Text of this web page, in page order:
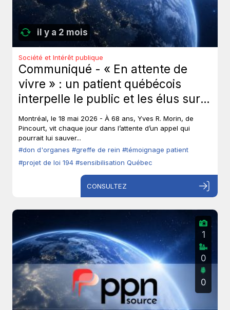
il y a 2 mois
Société et Intérêt publique
Communiqué - « En attente de
vivre » : un patient québécois
interpelle le public et les élus sur
le don d’organes.
Montréal, le 18 mai 2026 - À 68 ans, Yves R. Morin, de
Pincourt, vit chaque jour dans l’attente d’un appel qui
pourrait lui sauver...
#don d'organes #greffe de rein #témoignage patient
#projet de loi 194 #sensibilisation Québec
CONSULTEZ
1
0
0